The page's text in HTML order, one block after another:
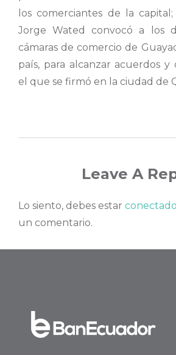
los comerciantes de la
Jorge Wated convocó a los
cámaras de comercio de
país, para alcanzar acuerdos y
el que se firmó en la ciudad de
Leave A
Lo siento, debes estar conectado
un comentario.